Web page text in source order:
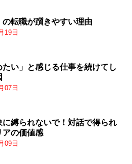
の転職が躓きやすい理由
19日
たい」と感じる仕事を続けてし
07日
に縛られないで！対話で得られ
アの価値感
09日